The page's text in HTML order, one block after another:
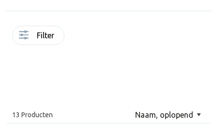
Filter
13 Producten